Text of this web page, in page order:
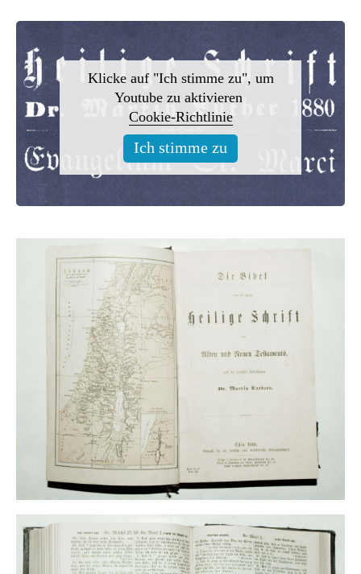
Klicke auf "Ich stimme zu", um
Youtube zu aktivieren
Cookie-Richtlinie
Ich stimme zu